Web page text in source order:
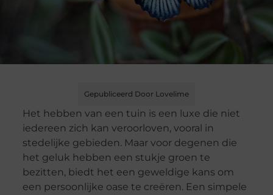
Gepubliceerd Door Lovelime
Het hebben van een tuin is een luxe die niet
iedereen zich kan veroorloven, vooral in
stedelijke gebieden. Maar voor degenen die
het geluk hebben een stukje groen te
bezitten, biedt het een geweldige kans om
een persoonlijke oase te creëren. Een simpele